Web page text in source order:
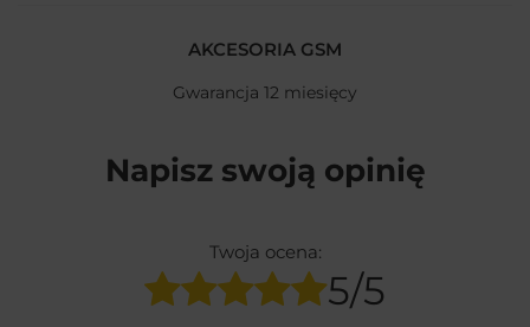
AKCESORIA GSM
Gwarancja 12 miesięcy
Napisz swoją opinię
Twoja ocena:
5/5